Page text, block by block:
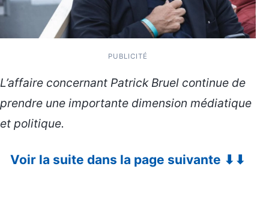
PUBLICITÉ
L’affaire concernant Patrick Bruel continue de
prendre une importante dimension médiatique
et politique.
Voir la suite dans la page suivante ⬇⬇